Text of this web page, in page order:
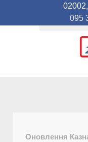
095
Оновлення